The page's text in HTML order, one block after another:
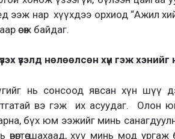
ээж нар хүүхдээ орхиод “Ажил
өсөж байдаг.
үзэлд нөлөөлсөн хүн гэж хэнийг
үгийг нь сонсоод явсан хүн
вэ гэж их асуудаг. Олон
бүх юм ээжийг минь
өвөртөө шахаад, хүү минь мод